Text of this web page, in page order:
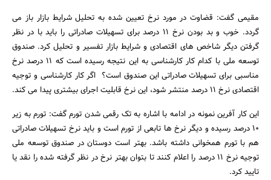
جستجو
مقیمی گفت: قضاوت در مورد نرخ تعیین شده به تحلیل شرایط بازار باز می
گردد. خوب و بد بودن نرخ 11 درصد برای تسهیلات صادراتی را باید با در نظر
گرفتن دیگر شاخص های اقتصادی و شرایط بازار تفسیر و تحلیل کرد. صندوق
توسعه ملی با کدام کار کارشناسی به این نتیجه رسیده است که 11 درصد نرخ
مناسبی برای تسهیلات صادراتی این صندوق است؟ اگر کار کارشناسی و توجیه
اقتصادی نرخ 11 درصد منتشر شود، این نرخ قابلیت اجرای بیشتری پیدا می کند.
این کار آفرین نمونه در ادامه با اشاره به تک رقمی شدن تورم گفت: تورم به زیر
10 درصد رسیده و دیگر نرخ ها تابعی از تورم است و باید نرخ تسهیلات صادراتی
هم با تورم همخوانی داشته باشد. بهتر است دوستان در صندوق توسعه ملی
توجیه نرخ 11 درصد را اعلام کنند تا بتوان بهتر نرخ در نظر گرفته شده را نقد یا
تایید کرد.